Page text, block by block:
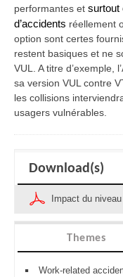
performantes et surtout
d’accidents réellement
option sont certes
restent basiques et ne
VUL. A titre d’exemple,
sa version VUL contre
les collisions
usagers vulnérables.
Download(s)
Impact du
Themes
Work-related